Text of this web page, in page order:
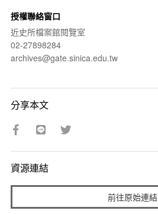
授權聯絡窗口
近史所檔案館閱覽室
02-27898284
archives@gate.sinica.edu.tw
分享本文
資源連結
前往原始連結